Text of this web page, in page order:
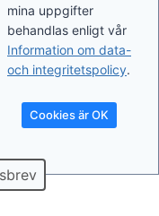
mina uppgifter
behandlas enligt vår
Information om data-
och integritetspolicy.
Cookies är OK